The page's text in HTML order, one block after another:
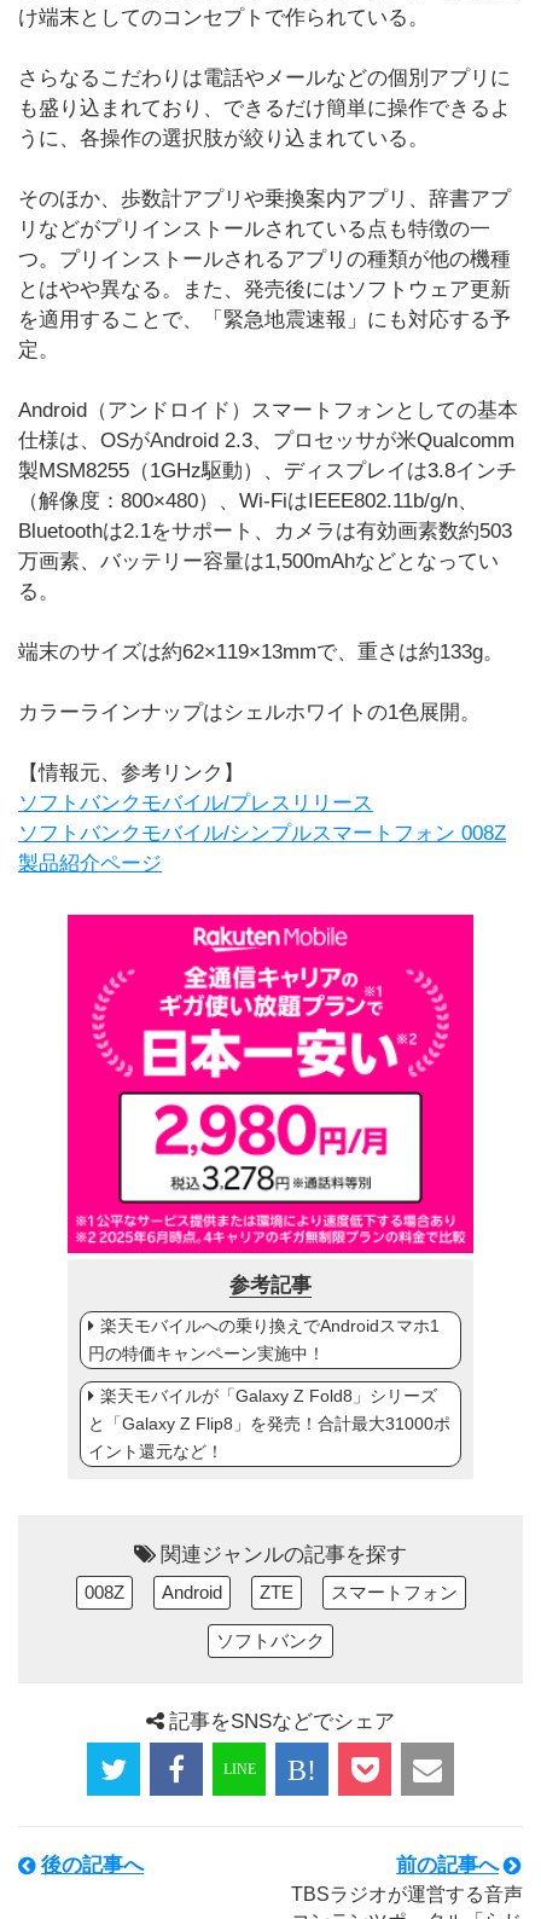
け端末としてのコンセプトで作られている。
さらなるこだわりは電話やメールなどの個別アプリに
も盛り込まれており、できるだけ簡単に操作できるよ
うに、各操作の選択肢が絞り込まれている。
そのほか、歩数計アプリや乗換案内アプリ、辞書アプ
リなどがプリインストールされている点も特徴の一
つ。プリインストールされるアプリの種類が他の機種
とはやや異なる。また、発売後にはソフトウェア更新
を適用することで、「緊急地震速報」にも対応する予
定。
Android（アンドロイド）スマートフォンとしての基本
仕様は、OSがAndroid 2.3、プロセッサが米Qualcomm
製MSM8255（1GHz駆動）、ディスプレイは3.8インチ
（解像度：800×480）、Wi-FiはIEEE802.11b/g/n、
Bluetoothは2.1をサポート、カメラは有効画素数約503
万画素、バッテリー容量は1,500mAhなどとなってい
る。
端末のサイズは約62×119×13mmで、重さは約133g。
カラーラインナップはシェルホワイトの1色展開。
【情報元、参考リンク】
ソフトバンクモバイル/プレスリリース
ソフトバンクモバイル/シンプルスマートフォン 008Z
製品紹介ページ
参考記事
楽天モバイルへの乗り換えでAndroidスマホ1
円の特価キャンペーン実施中！
楽天モバイルが「Galaxy Z Fold8」シリーズ
と「Galaxy Z Flip8」を発売！合計最大31000ポ
イント還元など！
関連ジャンルの記事を探す
008Z Android ZTE スマートフォン
ソフトバンク
記事をSNSなどでシェア
後の記事へ 前の記事へ
TBSラジオが運営する音声